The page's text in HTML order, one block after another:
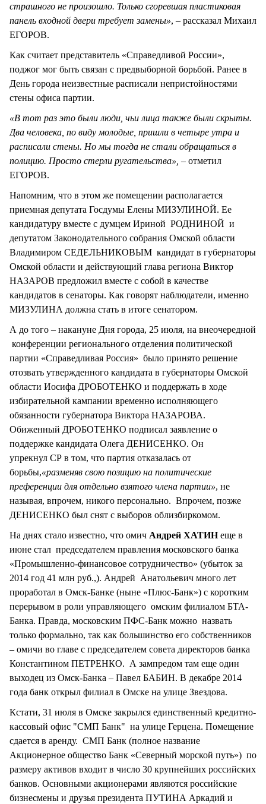
страшного не произошло. Только сгоревшая пластиковая
панель входной двери требует замены», – рассказал Михаил
ЕГОРОВ.
Как считает представитель «Справедливой России»,
поджог мог быть связан с предвыборной борьбой. Ранее в
День города неизвестные расписали непристойностями
стены офиса партии.
«В тот раз это были люди, чьи лица также были скрыты.
Два человека, по виду молодые, пришли в четыре утра и
расписали стены. Но мы тогда не стали обращаться в
полицию. Просто стерли ругательства», – отметил
ЕГОРОВ.
Напомним, что в этом же помещении располагается
приемная депутата Госдумы Елены МИЗУЛИНОЙ. Ее
кандидатуру вместе с думцем Ириной РОДНИНОЙ и
депутатом Законодательного собрания Омской области
Владимиром СЕДЕЛЬНИКОВЫМ кандидат в губернаторы
Омской области и действующий глава региона Виктор
НАЗАРОВ предложил вместе с собой в качестве
кандидатов в сенаторы. Как говорят наблюдатели, именно
МИЗУЛИНА должна стать в итоге сенатором.
А до того – накануне Дня города, 25 июля, на внеочередной
конференции регионального отделения политической
партии «Справедливая Россия» было принято решение
отозвать утвержденного кандидата в губернаторы Омской
области Иосифа ДРОБОТЕНКО и поддержать в ходе
избирательной кампании временно исполняющего
обязанности губернатора Виктора НАЗАРОВА.
Обиженный ДРОБОТЕНКО подписал заявление о
поддержке кандидата Олега ДЕНИСЕНКО. Он
упрекнул СР в том, что партия отказалась от
борьбы,«разменяв свою позицию на политические
преференции для отдельно взятого члена партии», не
называя, впрочем, никого персонально. Впрочем, позже
ДЕНИСЕНКО был снят с выборов облизбиркомом.
На днях стало известно, что омич Андрей ХАТИНеще в
июне стал председателем правления московского банка
«Промышленно-финансовое сотрудничество» (убыток за
2014 год 41 млн руб.,). Андрей Анатольевич много лет
проработал в Омск-Банке (ныне «Плюс-Банк») с коротким
перерывом в роли управляющего омским филиалом БТА-
Банка. Правда, московским ПФС-Банк можно назвать
только формально, так как большинство его собственников
– омичи во главе с председателем совета директоров банка
Константином ПЕТРЕНКО. А зампредом там еще один
выходец из Омск-Банка – Павел БАБИН. В декабре 2014
года банк открыл филиал в Омске на улице Звездова.
Кстати, 31 июля в Омске закрылся единственный кредитно-
кассовый офис "СМП Банк" на улице Герцена. Помещение
сдается в аренду. СМП Банк (полное название
Акционерное общество Банк «Северный морской путь») по
размеру активов входит в число 30 крупнейших российских
банков. Основными акционерами являются российские
бизнесмены и друзья президента ПУТИНА Аркадий и